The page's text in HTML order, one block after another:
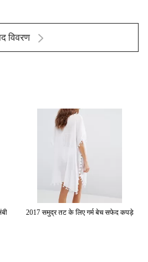
विवरण
2017 समुद्र तट के लिए गर्म बेच सफेद कपड़े